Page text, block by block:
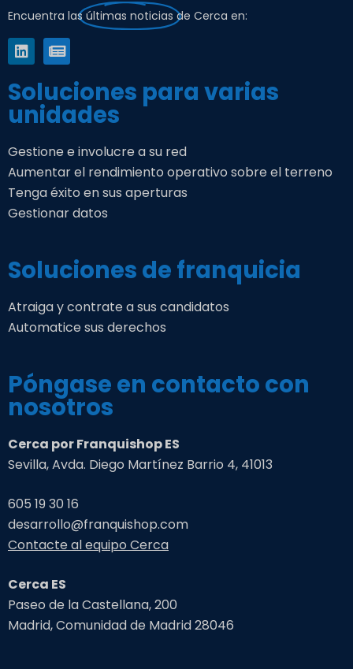
Encuentra las últimas noticias de Cerca en:
Soluciones para varias
unidades
Gestione e involucre a su red
Aumentar el rendimiento operativo sobre el terreno
Tenga éxito en sus aperturas
Gestionar datos
Soluciones de franquicia
Atraiga y contrate a sus candidatos
Automatice sus derechos
Póngase en contacto con
nosotros
Cerca por Franquishop ES
Sevilla, Avda. Diego Martínez Barrio 4, 41013
605 19 30 16
desarrollo@franquishop.com
Contacte al equipo Cerca
Cerca ES
Paseo de la Castellana, 200
Madrid, Comunidad de Madrid 28046